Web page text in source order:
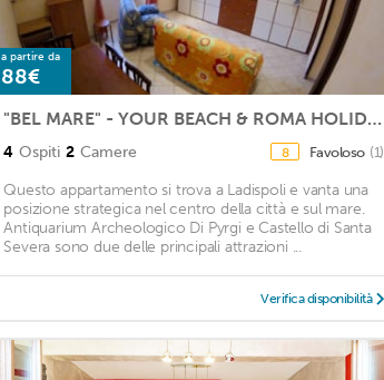
a partire da
88€
"BEL MARE" - YOUR BEACH & ROMA HOLIDAY!
4 Ospiti 2 Camere 8 Favoloso (1)
Questo appartamento si trova a Ladispoli e vanta una
posizione strategica nel centro della città e sul mare.
Antiquarium Archeologico Di Pyrgi e Castello di Santa
Severa sono due delle principali attrazioni ...
Verifica disponibilità